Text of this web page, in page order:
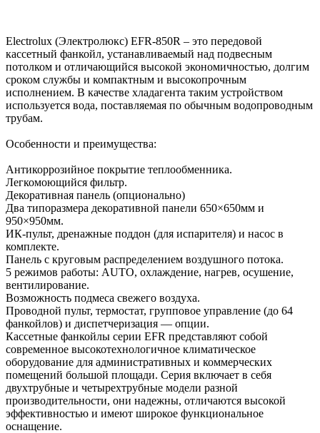
Electrolux (Электролюкс) EFR-850R – это передовой
кассетный фанкойл, устанавливаемый над подвесным
потолком и отличающийся высокой экономичностью, долгим
сроком службы и компактным и высокопрочным
исполнением. В качестве хладагента таким устройством
используется вода, поставляемая по обычным водопроводным
трубам.
Особенности и преимущества:
Антикоррозийное покрытие теплообменника.
Легкомоющийся фильтр.
Декоративная панель (опционально)
Два типоразмера декоративной панели 650×650мм и
950×950мм.
ИК-пульт, дренажные поддон (для испарителя) и насос в
комплекте.
Панель с круговым распределением воздушного потока.
5 режимов работы: AUTO, охлаждение, нагрев, осушение,
вентилирование.
Возможность подмеса свежего воздуха.
Проводной пульт, термостат, групповое управление (до 64
фанкойлов) и диспетчеризация — опции.
Кассетные фанкойлы серии EFR представляют собой
современное высокотехнологичное климатическое
оборудование для административных и коммерческих
помещений большой площади. Серия включает в себя
двухтрубные и четырехтрубные модели разной
производительности, они надежны, отличаются высокой
эффективностью и имеют широкое функциональное
оснащение.